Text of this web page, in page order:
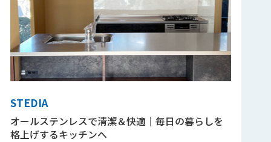
STEDIA
オールステンレスで清潔＆快適｜毎日の暮らしを
格上げするキッチンへ